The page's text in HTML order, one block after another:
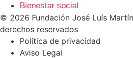
Bienestar social
© 2026 Fundación José Luís
derechos reservados
Política de privacidad
Aviso Legal